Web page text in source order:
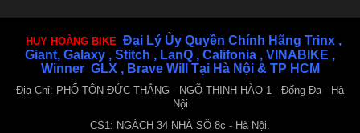
Xe Đạp Nữ Xaming
HUY HOÀNG BIKE Đại Lý Ủy Quyền Chính Hãng Trinx ,
Giant, Galaxy , Stitch , LanQ , Califonia , VINABIKE ,
Winner GLX , Brave Will Tại Hà Nội & TP HCM
Địa Chỉ: PHỐ TÔN ĐỨC THẮNG - NGÕ THỊNH HÀO 1 - Đống Đa - Hà
Nội
CS1: NGÁCH 34 NHÀ SỐ 8c - Hà Nội.